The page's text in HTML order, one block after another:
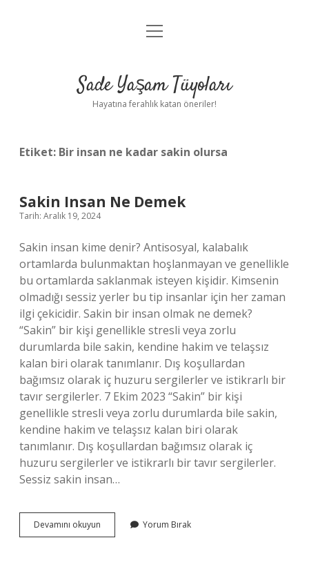
Anasayfa
Yasal Uyarı
menüyü
Sade Yaşam Tüyoları
Hayatına ferahlık katan öneriler!
Etiket: Bir insan ne kadar sakin olursa
Sakin Insan Ne Demek
Tarih: Aralık 19, 2024
Sakin insan kime denir? Antisosyal, kalabalık
ortamlarda bulunmaktan hoşlanmayan ve genellikle
bu ortamlarda saklanmak isteyen kişidir. Kimsenin
olmadığı sessiz yerler bu tip insanlar için her zaman
ilgi çekicidir. Sakin bir insan olmak ne demek?
“Sakin” bir kişi genellikle stresli veya zorlu
durumlarda bile sakin, kendine hakim ve telaşsız
kalan biri olarak tanımlanır. Dış koşullardan
bağımsız olarak iç huzuru sergilerler ve istikrarlı bir
tavır sergilerler. 7 Ekim 2023 “Sakin” bir kişi
genellikle stresli veya zorlu durumlarda bile sakin,
kendine hakim ve telaşsız kalan biri olarak
tanımlanır. Dış koşullardan bağımsız olarak iç
huzuru sergilerler ve istikrarlı bir tavır sergilerler.
Sessiz sakin insan…
Devamını okuyun
Insan
Yorum Bırak